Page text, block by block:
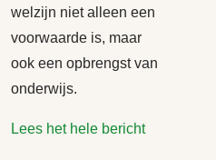
welzijn niet alleen een
voorwaarde is, maar
ook een opbrengst van
onderwijs.
Lees het hele bericht